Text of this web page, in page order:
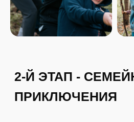
3-Й ЭТАП - ПЕРВЫЙ ОПЫТ
САМОСТОЯТЕЛЬНОСТИ